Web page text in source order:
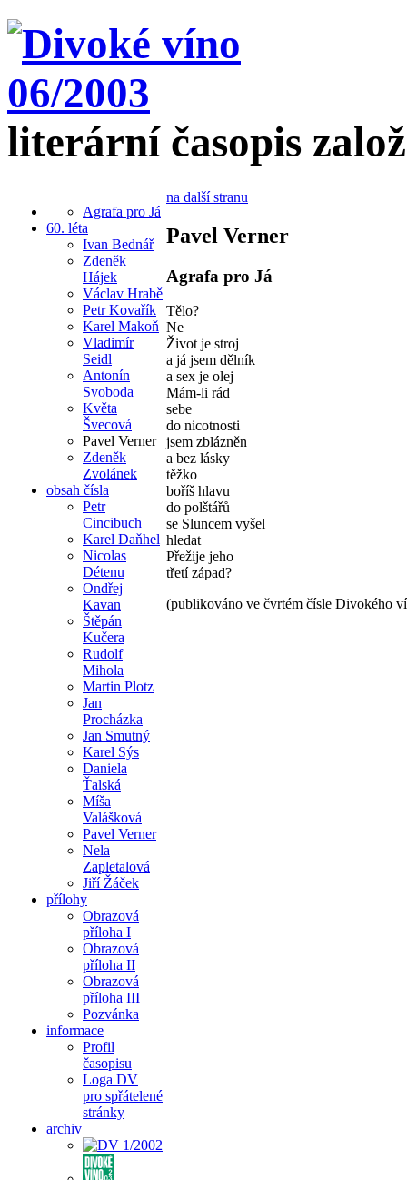
literární časopis
Agrafa pro Já
60. léta
Ivan Bednář
Zdeněk
Hájek
Václav Hrabě
Petr Kovařík
Karel Makoň
Vladimír
Seidl
Antonín
Svoboda
Květa
Švecová
Pavel Verner
Zdeněk
Zvolánek
obsah čísla
Petr
Cincibuch
Karel Daňhel
Nicolas
Détenu
Ondřej
Kavan
Štěpán
Kučera
Rudolf
Mihola
Martin Plotz
Jan
Procházka
Jan Smutný
Karel Sýs
Daniela
Ťalská
Míša
Valášková
Pavel Verner
Nela
Zapletalová
Jiří Žáček
přílohy
Obrazová
příloha I
Obrazová
příloha II
Obrazová
příloha III
Pozvánka
informace
Profil
časopisu
Loga DV
pro spřátelené
stránky
archiv
na další stranu
Pavel Verner
Agrafa pro Já
Tělo?
Ne
Život je stroj
a já jsem dělník
a sex je olej
Mám-li rád
sebe
do nicotnosti
jsem zblázněn
a bez lásky
těžko
boříš hlavu
do polštářů
se Sluncem vyšel
hledat
Přežije jeho
třetí západ?
(publikováno ve čvrtém čísle Divokého